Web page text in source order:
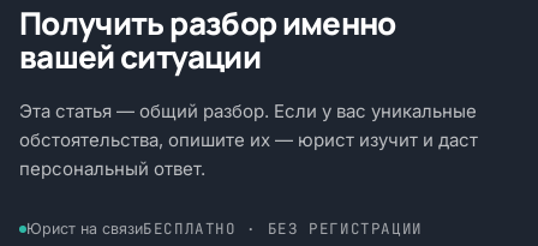
Получить разбор именно
вашей ситуации
Эта статья — общий разбор. Если у вас уникальные
обстоятельства, опишите их — юрист изучит и даст
персональный ответ.
Юрист на связиБЕСПЛАТНО · БЕЗ РЕГИСТРАЦИИ